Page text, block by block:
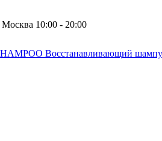
Москва 10:00 - 20:00